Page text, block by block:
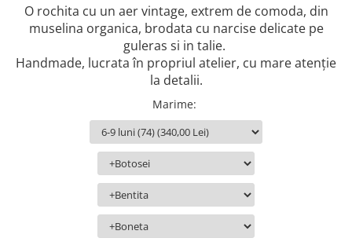
O rochita cu un aer vintage, extrem de comoda, din
muselina organica, brodata cu narcise delicate pe
guleras si in talie.
Handmade, lucrata în propriul atelier, cu mare atenție
la detalii.
Marime: